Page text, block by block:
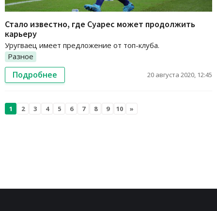
Стало известно, где Суарес может продолжить
карьеру
Уругваец имеет предложение от топ-клуба.
Разное
Подробнее 20 августа 2020, 12:45
1 2 3 4 5 6 7 8 9 10 »